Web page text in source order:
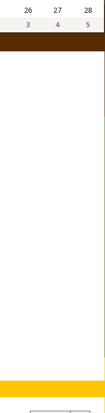
26 27
28
3 4 5